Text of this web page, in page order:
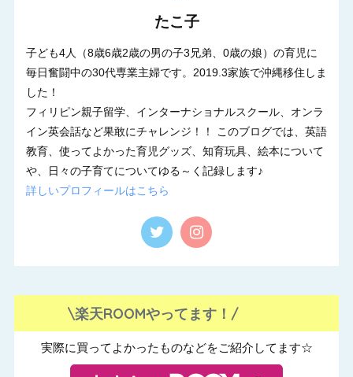
たこ子
子ども4人（8歳6歳2歳の男の子3兄弟、0歳の娘）の育児に
毎日奮闘中の30代専業主婦です。2019.3家族で沖縄移住しま
した！
フィリピン親子留学、インターナショナルスクール、オンラ
イン英会話など果敢にチャレンジ！！ このブログでは、英語
教育、使ってよかった育児グッズ、知育玩具、絵本について
や、日々の子育てについてゆる～く記録します♪
詳しいプロフィールはこちら
\楽天ROOMやってます！/
実際に買ってよかったものなどをご紹介してます☆